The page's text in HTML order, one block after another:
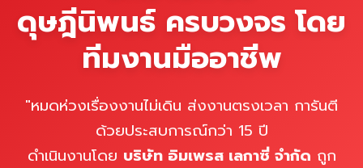
ดุษฎีนิพนธ์ ครบวงจร โดย
ทีมงานมืออาชีพ
"หมดห่วงเรื่องงานไม่เดิน ส่งงานตรงเวลา การันตี
ด้วยประสบการณ์กว่า 15 ปี
ดำเนินงานโดย บริษัท อิมเพรส เลกาซี่ จำกัด ถูก